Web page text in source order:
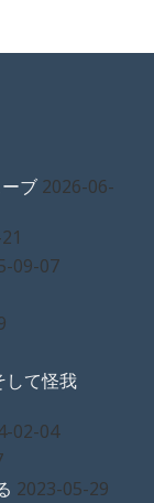
ブ 2026-06-
09-07
して怪我
02-04
2023-05-29